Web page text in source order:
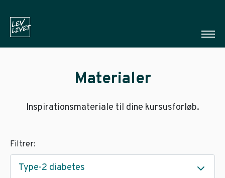
Materialer
Inspirationsmateriale til dine kursusforløb.
Filtrer:
Type-2 diabetes